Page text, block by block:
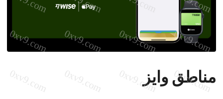
مناطق وايز